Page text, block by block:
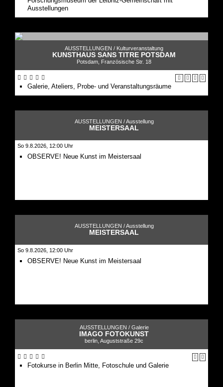
Ausstellungen
AUSSTELLUNGEN / Kulturveranstaltung
KUNSTHAUS SANS TITRE POTSDAM
Potsdam, Französische Str. 18
Galerie, Ateliers, Probe- und Veranstaltungsräume
AUSSTELLUNGEN /Ausstellung
MEISTERSAAL
So 9.8.2026, 12:00 Uhr
OBSERVE! Neue Kunst im Meistersaal
AUSSTELLUNGEN /Ausstellung
MEISTERSAAL
So 9.8.2026, 12:00 Uhr
OBSERVE! Neue Kunst im Meistersaal
AUSSTELLUNGEN / Galerie
IMAGO FOTOKUNST
berlin, Auguststraße 29c
Fotokurse in Berlin Mitte, Fotoschule und Galerie